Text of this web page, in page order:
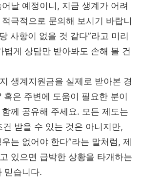
날 예정이니, 지금 생계가 어려
극적으로 문의해 보시기 바랍니
사항이 없을 것 같다”라고 미리
볍게 상담만 받아봐도 손해 볼 건
생계지원금을 실제로 받아본 경
혹은 주변에 도움이 필요한 분이
께 공유해 주세요. 모든 제도는
건 받을 수 있는 것은 아니지만,
는 없어야 한다”라는 말처럼, 제
있으면 급박한 상황을 타개하는
믿습니다.